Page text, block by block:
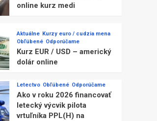
online kurz medi
Aktuálne Kurzy euro / cudzia mena
Obľúbené Odporúčame
Kurz EUR / USD – americký
dolár online
Letectvo Obľúbené Odporúčame
Ako v roku 2026 financovať
letecký výcvik pilota
vrtuľníka PPL(H) na